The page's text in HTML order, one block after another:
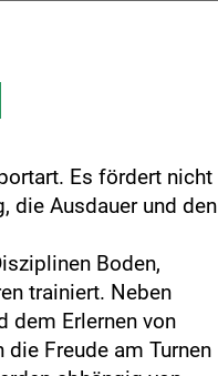
Es fördert nicht
die Ausdauer und den
Boden,
trainiert. Neben
dem Erlernen von
Freude am Turnen